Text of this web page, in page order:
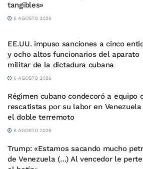
tangibles»
6 AGOSTO 2026
EE.UU. impuso sanciones a cinco
y ocho altos funcionarios del aparato
militar de la dictadura cubana
6 AGOSTO 2026
Régimen cubano condecoró a equipo
rescatistas por su labor en
el doble terremoto
6 AGOSTO 2026
Trump: «Estamos sacando mucho
de Venezuela (…) Al vencedor le